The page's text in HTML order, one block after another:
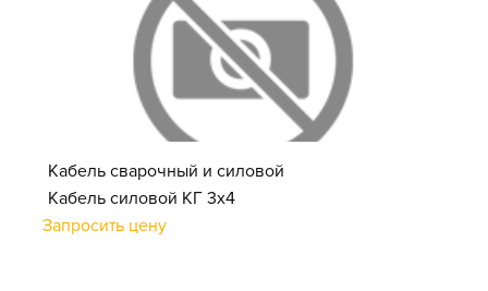
Кабель сварочный и силовой
Кабель силовой КГ 3х4
Запросить цену